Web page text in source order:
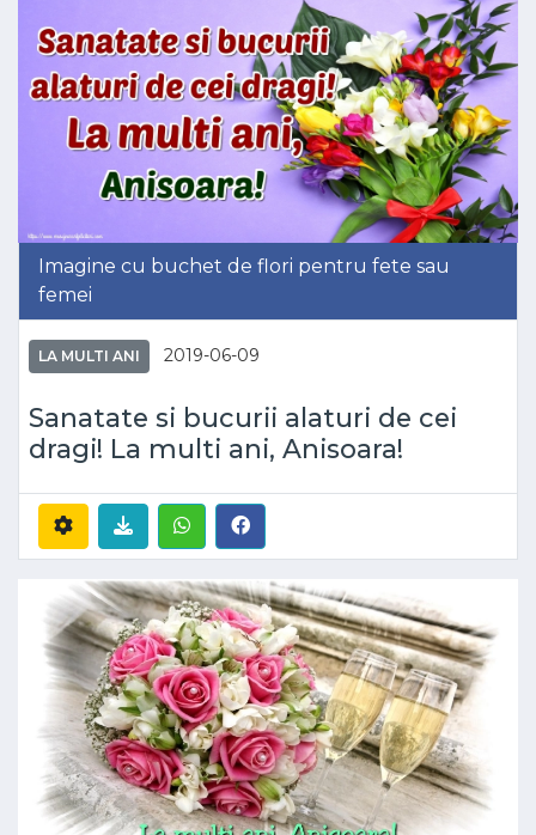
Imagine cu buchet de flori pentru fete sau
femei
LA MULTI ANI 2019-06-09
Sanatate si bucurii alaturi de cei
dragi! La multi ani, Anisoara!